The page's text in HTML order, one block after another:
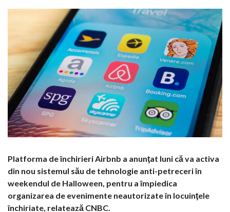
Platforma de închirieri Airbnb a anunţat luni că va activa
din nou sistemul său de tehnologie anti-petreceri în
weekendul de Halloween, pentru a împiedica
organizarea de evenimente neautorizate în locuinţele
închiriate, relatează CNBC.